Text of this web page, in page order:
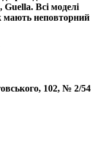
Всі моделі
мають неповторний
102, № 2/54